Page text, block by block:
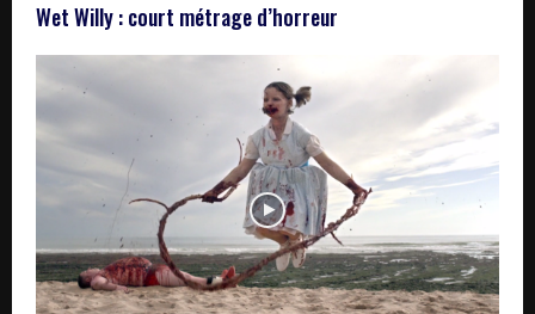
Wet Willy : court métrage d’horreur